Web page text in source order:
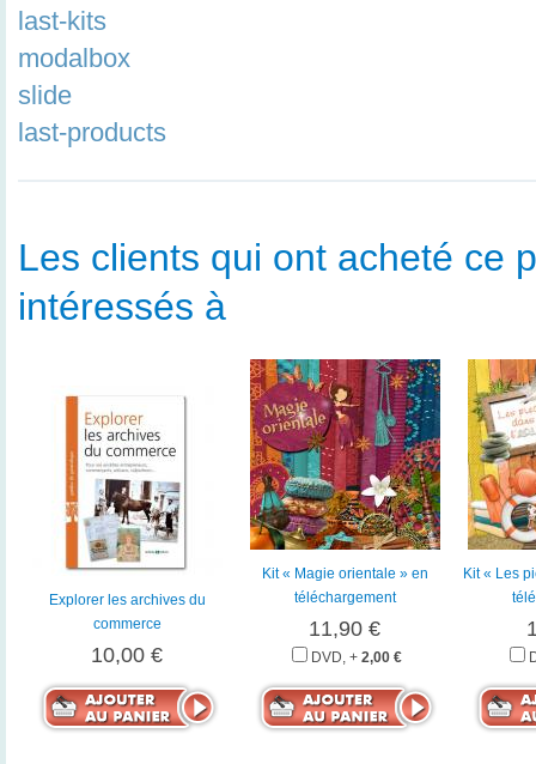
last-kits
modalbox
slide
last-products
Les clients qui ont acheté ce
intéressés à
Explorer les archives du
commerce
10,00 €
Kit « Magie orientale » en
téléchargement
11,90 €
DVD, + 2,00 €
Kit « Les